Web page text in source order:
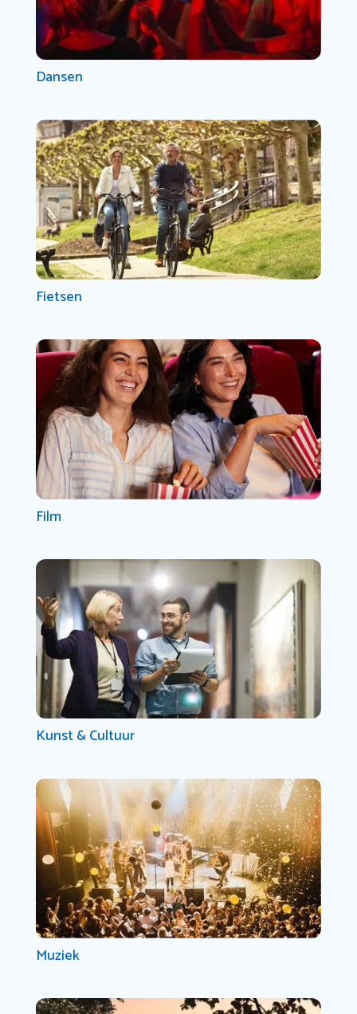
Dansen
Fietsen
Film
Kunst & Cultuur
Muziek